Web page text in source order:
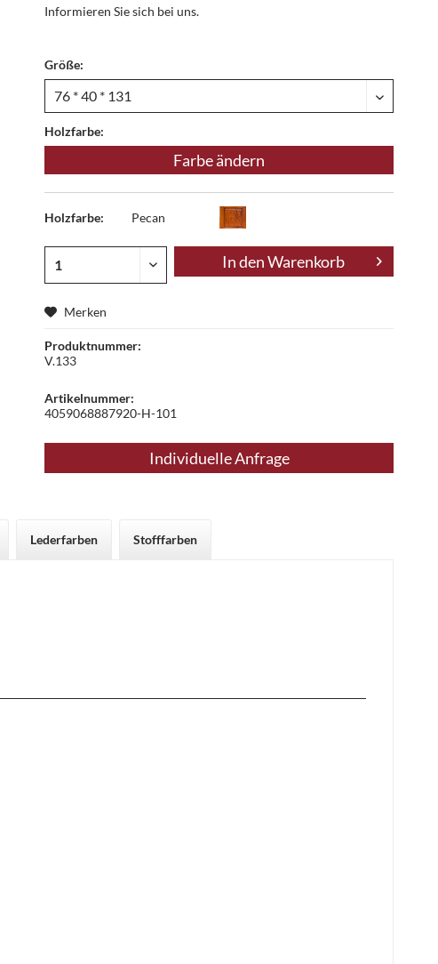
Informieren Sie sich bei uns.
Größe:
Holzfarbe:
Farbe ändern
Holzfarbe: Pecan
In denWarenkorb
Merken
Produktnummer:
V.133
Artikelnummer:
4059068887920-H-101
Individuelle Anfrage
Lederfarben Stofffarben